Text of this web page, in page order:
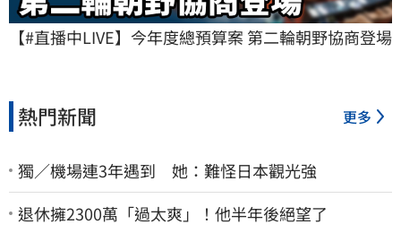
【#直播中LIVE】今年度總預算案 第二輪朝野協商登場
熱門新聞 更多
獨／機場連3年遇到 她：難怪日本觀光強
退休擁2300萬「過太爽」！他半年後絕望了